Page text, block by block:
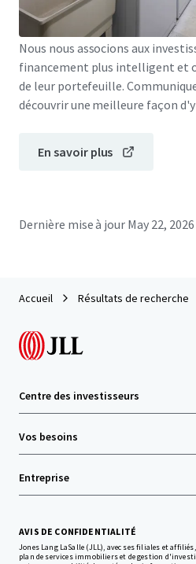
Financement JLL
Nous nous associons aux
financement plus intelligent et
de leur portefeuille.
découvrir une meilleure façon
En savoir plus
Dernière mise à jour May 22, 2026
Accueil Résultats de recherche
Centre des investisseurs
Vos besoins
Entreprise
AVIS DE CONFIDENTIALITÉ
Jones Lang LaSalle (JLL), avec ses filiales et
plan de services immobiliers et de gestion